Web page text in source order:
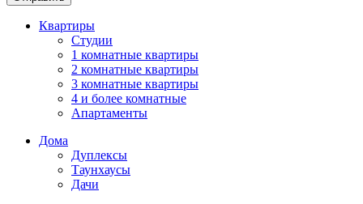
Квартиры
Студии
1 комнатные квартиры
2 комнатные квартиры
3 комнатные квартиры
4 и более комнатные
Апартаменты
Дома
Дуплексы
Таунхаусы
Дачи